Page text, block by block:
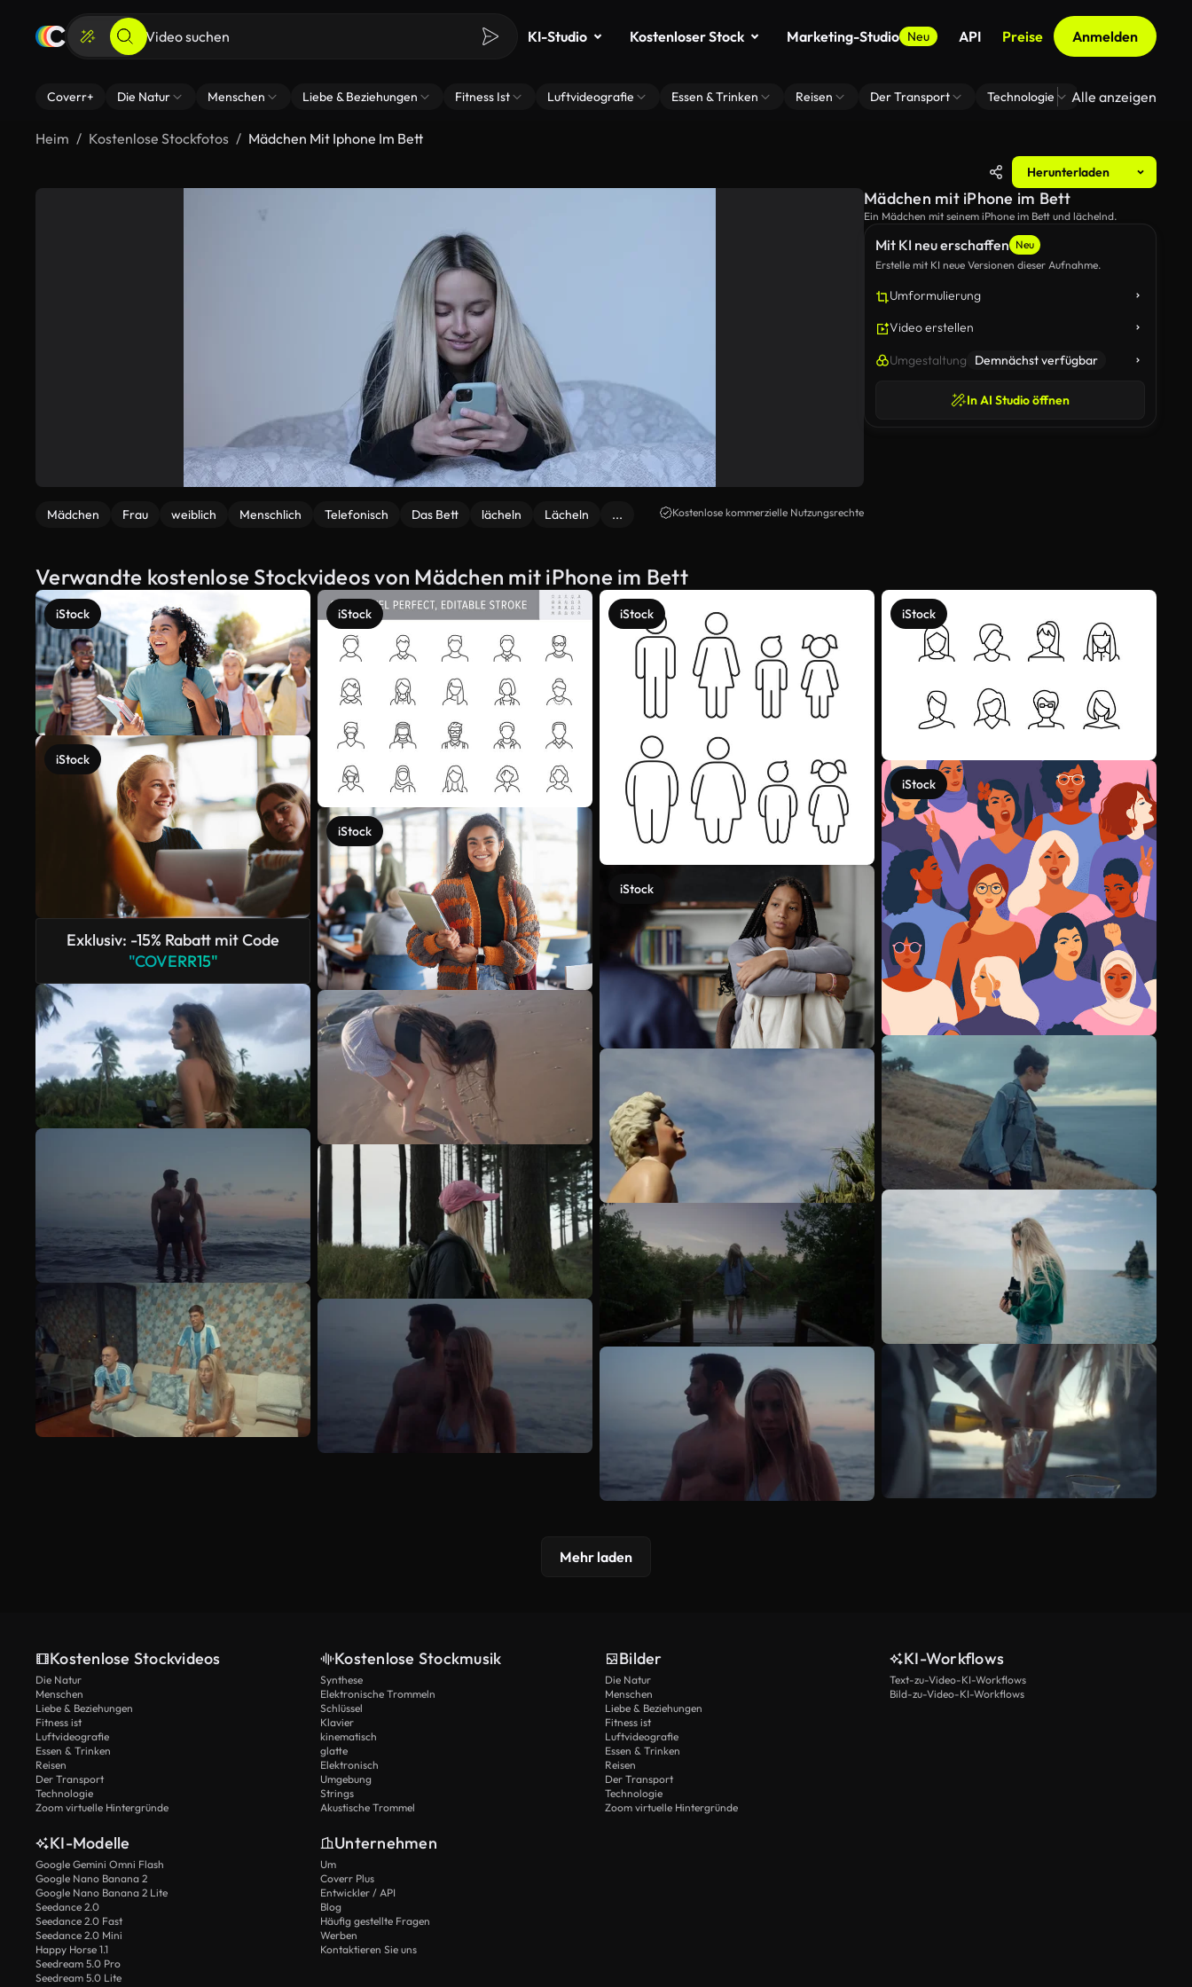
KI-Studio Kostenloser Stock Marketing-Studio Neu API Preise Anmelden
Coverr+ Die Natur Menschen Liebe & Beziehungen Fitness Ist Luftvideografie Essen & Trinken Reisen Der Transport Technologie Zoom Virtuelle
Alle anzeigen
Heim Kostenlose Stockfotos Mädchen Mit Iphone Im Bett
Herunterladen
Mädchen Frau weiblich Menschlich Telefonisch Das Bett lächeln Lächeln ... Kostenlose kommerzielle Nutzungsrechte
Mit KI neu erschaffen Neu
Erstelle mit KI neue Versionen dieser Aufnahme.
Umformulierung
Video erstellen
Umgestaltung Demnächst verfügbar
In AI Studio öffnen
Mädchen mit iPhone im Bett
Ein Mädchen mit seinem iPhone im Bett und lächelnd.
Verwandte kostenlose Stockvideos von Mädchen mit iPhone im Bett
iStock
iStock
Exklusiv: -15% Rabatt mit Code
"COVERR15"
iStock
iStock
iStock
iStock
iStock
iStock
Mehr anzeigen
Mehr laden
Kostenlose Stockvideos
Die Natur
Menschen
Liebe & Beziehungen
Fitness ist
Luftvideografie
Essen & Trinken
Reisen
Der Transport
Technologie
Zoom virtuelle Hintergründe
Kostenlose Stockmusik
Synthese
Elektronische Trommeln
Schlüssel
Klavier
kinematisch
glatte
Elektronisch
Umgebung
Strings
Akustische Trommel
Bilder
Die Natur
Menschen
Liebe & Beziehungen
Fitness ist
Luftvideografie
Essen & Trinken
Reisen
Der Transport
Technologie
Zoom virtuelle Hintergründe
KI-Workflows
Text-zu-Video-KI-Workflows
Bild-zu-Video-KI-Workflows
KI-Modelle
Google Gemini Omni Flash
Google Nano Banana 2
Google Nano Banana 2 Lite
Seedance 2.0
Seedance 2.0 Fast
Seedance 2.0 Mini
Happy Horse 1.1
Seedream 5.0 Pro
Seedream 5.0 Lite
Unternehmen
Um
Coverr Plus
Entwickler / API
Blog
Häufig gestellte Fragen
Werben
Kontaktieren Sie uns